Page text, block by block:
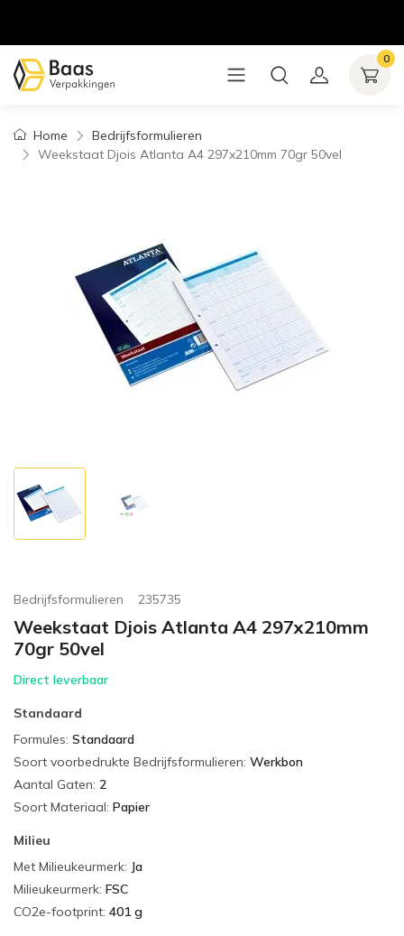
0
Home
Bedrijfsformulieren
Weekstaat Djois Atlanta A4 297x210mm 70gr 50vel
Bedrijfsformulieren 235735
Weekstaat Djois Atlanta A4 297x210mm
70gr 50vel
Direct leverbaar
Standaard
Formules: Standaard
Soort voorbedrukte Bedrijfsformulieren: Werkbon
Aantal Gaten: 2
Soort Materiaal: Papier
Milieu
Met Milieukeurmerk: Ja
Milieukeurmerk: FSC
CO2e-footprint: 401 g